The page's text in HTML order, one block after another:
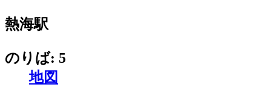
熱海駅
のりば: 5
地図